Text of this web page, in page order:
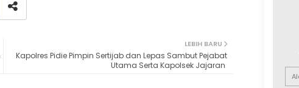
LEBIH BARU
‎Kapolres Pidie Pimpin Sertijab dan Lepas Sambut Pejabat
Utama Serta Kapolsek Jajaran ‎